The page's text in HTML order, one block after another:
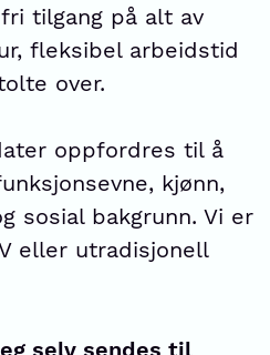
tilgang på alt av
fleksibel arbeidstid
over.
oppfordres til å
kjønn,
sosial bakgrunn. Vi er
eller utradisjonell
selv sendes til